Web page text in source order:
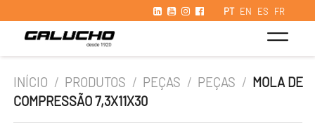
PT EN ES FR
INÍCIO / PRODUTOS / PEÇAS / PEÇAS / MOLA DE
COMPRESSÃO 7,3X11X30